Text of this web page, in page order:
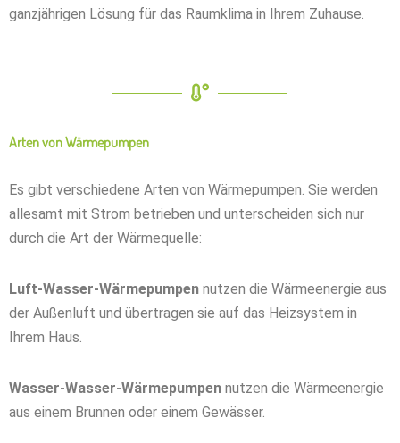
ganzjährigen Lösung für das Raumklima in Ihrem Zuhause.
Arten von Wärmepumpen
Es gibt verschiedene Arten von Wärmepumpen. Sie werden
allesamt mit Strom betrieben und unterscheiden sich nur
durch die Art der Wärmequelle:
Luft-Wasser-Wärmepumpen nutzen die Wärmeenergie aus
der Außenluft und übertragen sie auf das Heizsystem in
Ihrem Haus.
Wasser-Wasser-Wärmepumpen nutzen die Wärmeenergie
aus einem Brunnen oder einem Gewässer.